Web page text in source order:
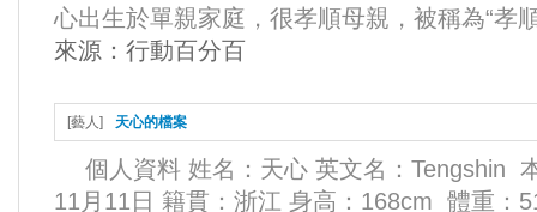
心出生於單親家庭，很孝順母親，被稱為“孝順
來源： 行動百分百
[藝人] 天心的檔案
個人資料 姓名：天心 英文名：Tengshin
11月11日 籍貫：浙江 身高：168cm 體重：